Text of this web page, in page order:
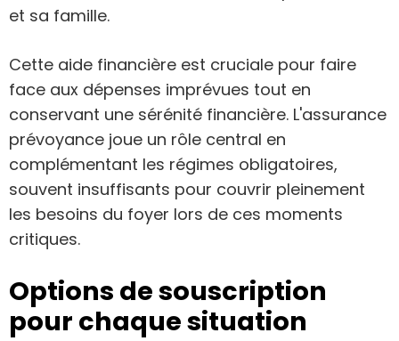
et sa famille.
Cette aide financière est cruciale pour faire
face aux dépenses imprévues tout en
conservant une sérénité financière. L'assurance
prévoyance joue un rôle central en
complémentant les régimes obligatoires,
souvent insuffisants pour couvrir pleinement
les besoins du foyer lors de ces moments
critiques.
Options de souscription
pour chaque situation